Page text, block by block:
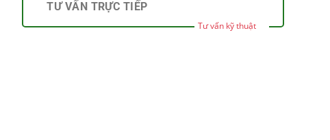
TƯ VẤN TRỰC TIẾP
Tư vấn kỹ thuật